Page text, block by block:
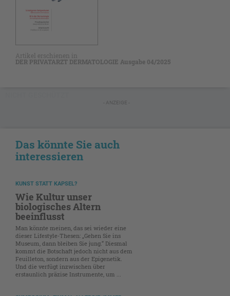
Artikel erschienen in
DER PRIVATARZT DERMATOLOGIE Ausgabe 04/2025
- ANZEIGE -
Das könnte Sie auch
interessieren
KUNST STATT KAPSEL?
Wie Kultur unser
biologisches Altern
beeinflusst
Man könnte meinen, das sei wieder eine
dieser Lifestyle-Thesen: „Gehen Sie ins
Museum, dann bleiben Sie jung.“ Diesmal
kommt die Botschaft jedoch nicht aus dem
Feuilleton, sondern aus der Epigenetik.
Und die verfügt inzwischen über
erstaunlich präzise Instrumente, um ...